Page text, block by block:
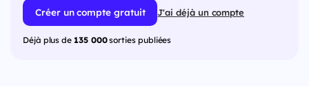
Créer un compte gratuit J'ai déjà un compte
Déjà plus de 135 000sorties publiées